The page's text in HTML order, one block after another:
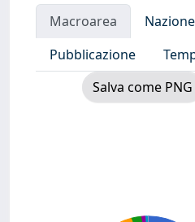
Macroarea Nazione
Pubblicazione
Salva come PNG